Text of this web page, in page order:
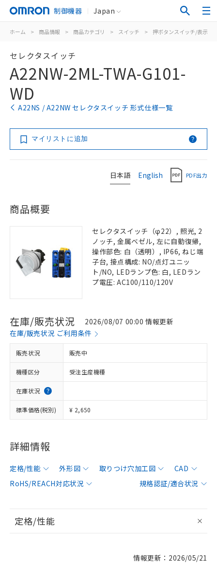
制御機器 Japan
ホーム > 商品情報 > 商品カテゴリ > スイッチ > 押ボタンスイッチ/表示灯
セレクタスイッチ
A22NW-2ML-TWA-G101-
WD
A22NS / A22NW セレクタスイッチ 形式仕様一覧
マイリストに追加
日本語 English PDF出力
商品概要
セレクタスイッチ（φ22）, 照光, 2
ノッチ, 金属ベゼル, 左に自動復帰,
操作部色: 白（透明）, IP66, ねじ端
子台, 接点構成: NO/点灯ユニッ
ト/NO, LEDランプ色: 白, LEDラン
プ電圧: AC100/110/120V
在庫/販売状況
2026/08/07 00:00 情報更新
在庫/販売状況 ご利用条件
販売状況 販売中
機種区分 受注生産機種
在庫状況
標準価格(税別) ¥ 2,650
詳細情報
定格/性能 外形図 取りつけ穴加工図
CAD
RoHS/REACH対応状況
規格認証/適合状況
定格/性能
情報更新：2026/05/21